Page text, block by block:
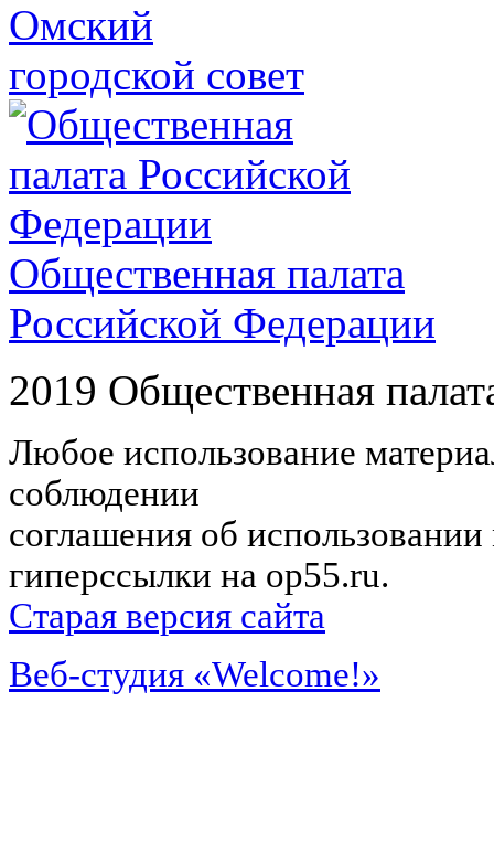
Омский
городской совет
Общественная палата
Российской Федерации
2019 Общественная
Любое использование
соблюдении
соглашения об
гиперссылки на op55.ru.
Старая версия сайта
Веб-студия «Welcome!»